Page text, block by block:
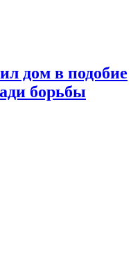
дом в подобие
борьбы